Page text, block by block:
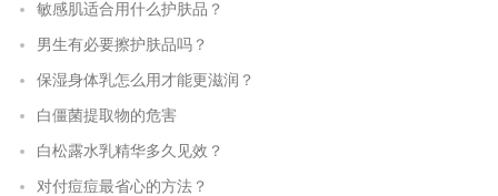
敏感肌适合用什么护肤品？
男生有必要擦护肤品吗？
保湿身体乳怎么用才能更滋润？
白僵菌提取物的危害
白松露水乳精华多久见效？
对付痘痘最省心的方法？